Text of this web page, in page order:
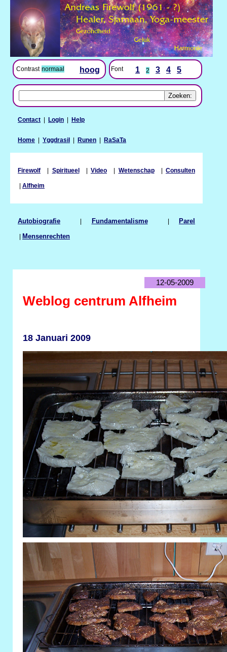
Contrast normaal hoog Font 1 2 3 4 5
Contact | Login | Help
Home | Yggdrasil | Runen | RaSaTa
Firewolf | Spiritueel| Video | Wetenschap| Consulten
| Alfheim
Autobiografie | Fundamentalisme| Parel
| Mensenrechten
12-05-2009
Weblog centrum Alfheim
18 Januari 2009